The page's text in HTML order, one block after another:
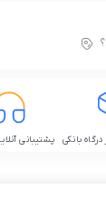
بانکی پشتیبانی